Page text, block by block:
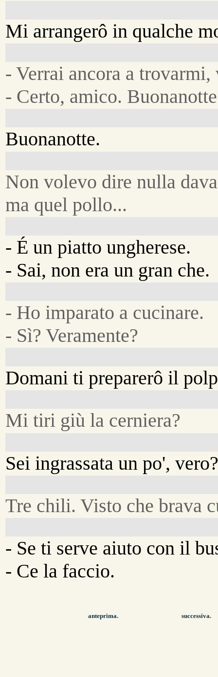
Mi arrangerô in qualche
- Verrai ancora a trovarmi,
- Certo, amico.
Buonanotte.
Non volevo dire nulla
ma quel pollo...
- É un piatto ungherese.
- Sai, non era un gran che.
- Ho imparato a cucinare.
- Sì? Veramente?
Domani ti preparerô il
Mi tiri giù la cerniera?
Sei ingrassata un po',
Tre chili. Visto che brava
- Se ti serve aiuto con il
- Ce la faccio.
anteprima. successiva.